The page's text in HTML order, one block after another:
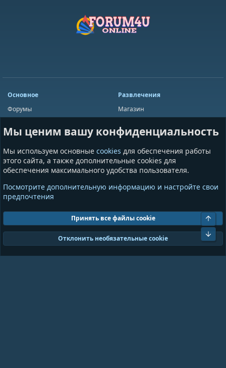
Основное
Форумы
Мини-чат
Ресурсы
Сообщества
Развлечения
Магазин
Лотереи
Приложения
Информация
Условия и правила
Политика конфиденциальности
Помощь
Разное
Общая информация
Пожертвования
GrayAndBlue (Dark)
Ширина Запросов 18 Время 0.1031s Память 11.01MB
Мы ценим вашу конфиденциальность
Мы используем основные cookies для обеспечения работы
этого сайта, а также дополнительные cookies для
обеспечения максимального удобства пользователя.
Посмотрите дополнительную информацию и настройте свои
предпочтения
Принять все файлы cookie
Отклонить необязательные cookie